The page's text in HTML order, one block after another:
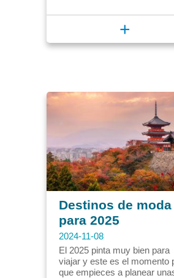
+
Destinos de moda
para 2025
2024-11-08
El 2025 pinta muy bien para
viajar y este es el momento
que empieces a planear